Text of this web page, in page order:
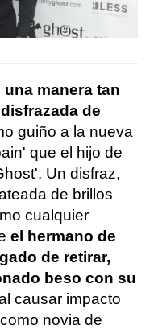
una manera tan
de
guiño a la nueva
que el hijo de
Un disfraz,
de brillos
cualquier
el hermano de
de retirar,
beso con su
causar impacto
novia de